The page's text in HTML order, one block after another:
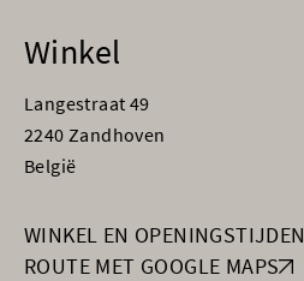
Winkel
Langestraat 49
2240 Zandhoven
België
WINKEL EN OPENINGSTIJDEN
ROUTE MET GOOGLE MAPS